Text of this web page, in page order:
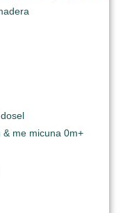
me micuna 0m+